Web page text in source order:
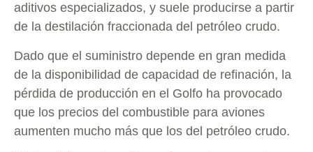
aditivos especializados, y suele producirse a partir
de la destilación fraccionada del petróleo crudo.
Dado que el suministro depende en gran medida
de la disponibilidad de capacidad de refinación, la
pérdida de producción en el Golfo ha provocado
que los precios del combustible para aviones
aumenten mucho más que los del petróleo crudo.